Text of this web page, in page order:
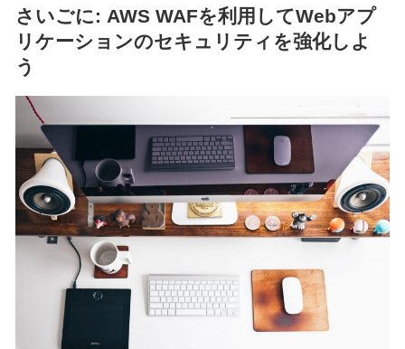
さいごに: AWS WAFを利用してWebアプ
リケーションのセキュリティを強化しよ
う